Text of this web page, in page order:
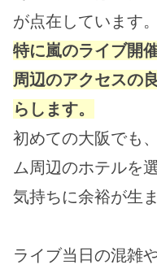
が点在しています。
特に嵐のライブ開
周辺のアクセスの
らします。
初めての大阪でも
ム周辺のホテルを
気持ちに余裕が生
ライブ当日の混雑